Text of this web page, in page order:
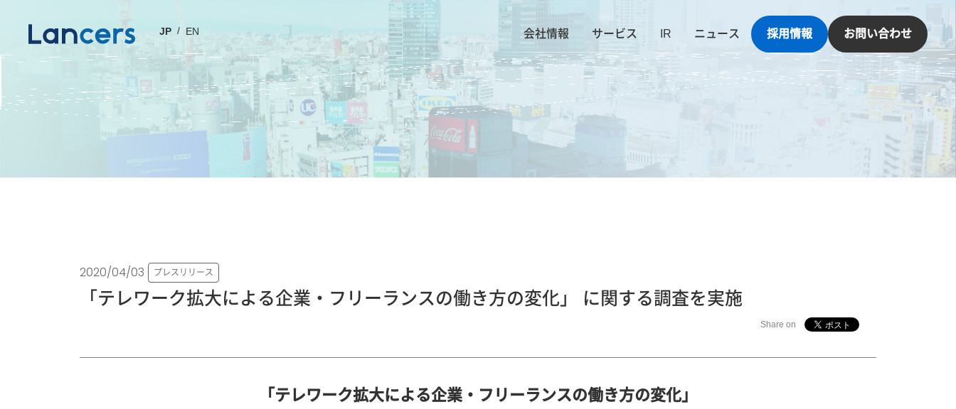
JP EN 会社情報 サービス IR ニュース 採用情報 お問い合わせ
2020/04/03 プレスリリース
「テレワーク拡大による企業・フリーランスの働き方の変化」 に関する調査を実施
Share on
「テレワーク拡大による企業・フリーランスの働き方の変化」